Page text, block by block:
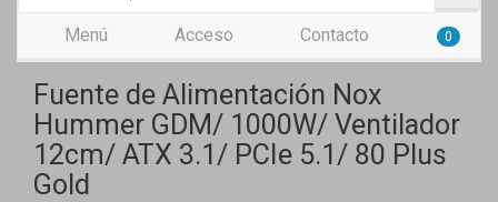
Menú Acceso Contacto 0
Fuente de Alimentación Nox
Hummer GDM/ 1000W/ Ventilador
12cm/ ATX 3.1/ PCIe 5.1/ 80 Plus
Gold